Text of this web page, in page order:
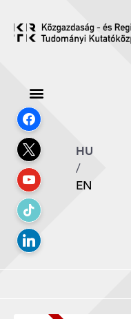
HU
/
EN